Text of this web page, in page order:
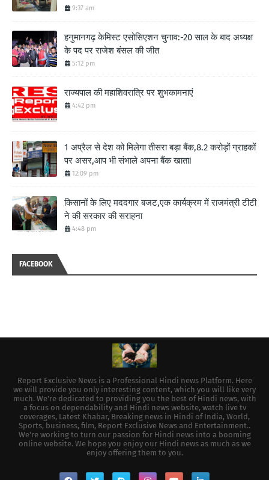
9:37 am
हनुमानगढ़ केमिस्ट एसोसिएशन चुनाव:-20 साल के बाद अध्यक्ष
के पद पर राजेश बंसल की जीत
5:12 pm
राज्यपाल की महाशिवरात्रि पर शुभकामनाएं
4:42 pm
1 अप्रैल से देश को मिलेगा तीसरा बड़ा बैंक,8.2 करोड़ों ग्राहकों
पर असर,आप भी संभाले अपना बैंक खाता!
12:09 pm
किसानों के लिए मददगार बजट,एक कार्यक्रम में राजमंत्री टीटी
ने की सरकार की सराहना
4:48 pm
FACEBOOK
Report Exclusive News is a Professional Hindi news Platform. Here
we will provide you only interesting content, which you will like very
much. We're dedicated to providing you the best of Hindi news, with
a focus on dependability and Hindi news website, watch live tv
coverages, Latest Khabar, Breaking news in Hindi of India, World,
Sports, business, film, Report Exclusive News and Entertainment..
We're working to turn our passion for Hindi news into a booming
online website. We hope you enjoy our Hindi news as much as we
enjoy offering them to you.